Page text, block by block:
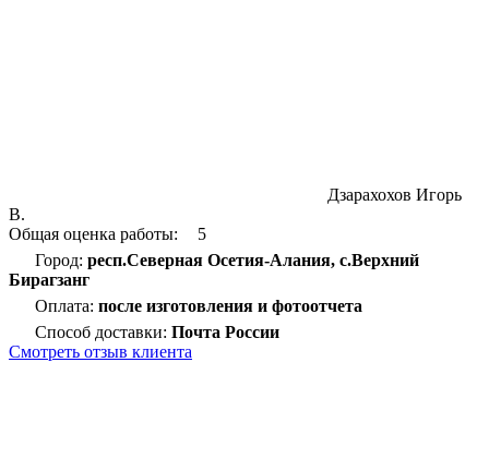
Дзарахохов Игорь
В.
Общая оценка работы:
5
Город: респ.Северная Осетия-Алания, с.Верхний
Бирагзанг
Оплата: после изготовления и фотоотчета
Способ доставки: Почта России
Смотреть отзыв клиента